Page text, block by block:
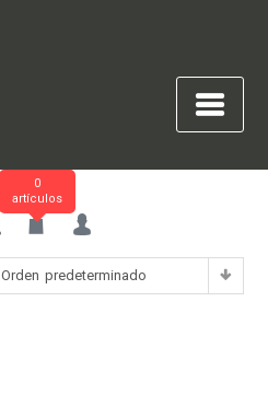
0
artículos
Orden predeterminado